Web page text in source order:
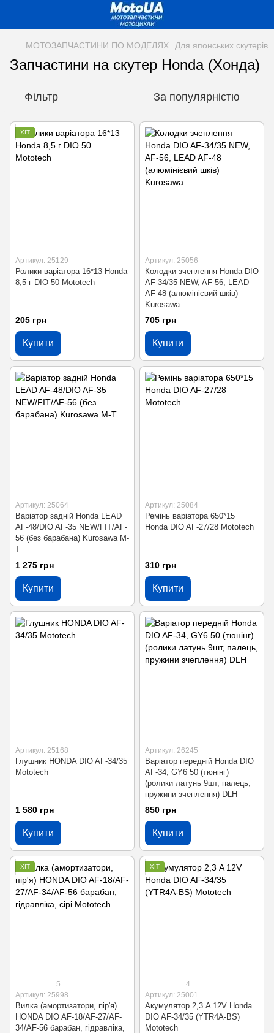
МОТОЗАПЧАСТИНИ ПО МОДЕЛЯХ Для японських скутерів
Запчастини на скутер Honda (Хонда)
Фільтр За популярністю
ХІТ
Артикул: 25129
Ролики варіатора 16*13 Honda
8,5 г DIO 50 Mototech
205 грн
Купити
Артикул: 25056
Колодки зчеплення Honda DIO
AF-34/35 NEW, AF-56, LEAD
AF-48 (алюмінієвий шків)
Kurosawa
705 грн
Купити
Артикул: 25064
Варіатор задній Honda LEAD
AF-48/DIO AF-35 NEW/FIT/AF-
56 (без барабана) Kurosawa M-
T
1 275 грн
Купити
Артикул: 25084
Ремінь варіатора 650*15
Honda DIO AF-27/28 Mototech
310 грн
Купити
Артикул: 25168
Глушник HONDA DIO AF-34/35
Mototech
1 580 грн
Купити
Артикул: 26245
Варіатор передній Honda DIO
AF-34, GY6 50 (тюнінг)
(ролики латунь 9шт, палець,
пружини зчеплення) DLH
850 грн
Купити
ХІТ
5
Артикул: 25998
Вилка (амортизатори, пір'я)
HONDA DIO AF-18/AF-27/AF-
34/AF-56 барабан, гідравліка,
ХІТ
4
Артикул: 25001
Акумулятор 2,3 A 12V Honda
DIO AF-34/35 (YTR4A-BS)
Mototech